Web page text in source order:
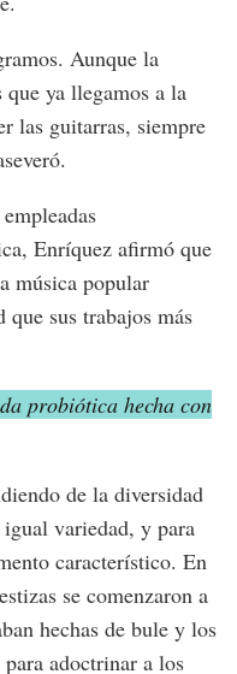
Aunque la
ya llegamos a la
las guitarras, siempre
Enríquez afirmó que
música popular
sus trabajos más
probiótica hecha con
de la diversidad
variedad, y para
característico. En
se comenzaron a
hechas de bule y los
adoctrinar a los